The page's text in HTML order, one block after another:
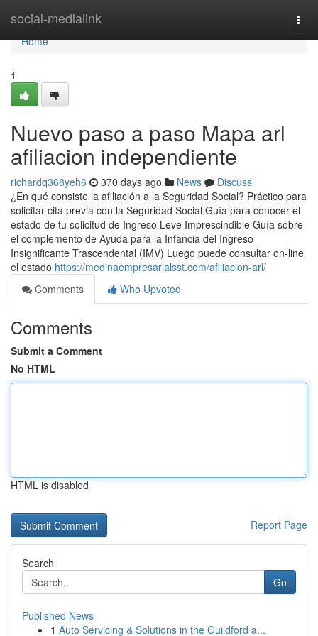
social-medialink
Home
Home
1
Nuevo paso a paso Mapa arl
afiliacion independiente
richardq368yeh6 370 days ago News
Discuss
¿En qué consiste la afiliación a la Seguridad Social? Práctico para
solicitar cita previa con la Seguridad Social Guía para conocer el
estado de tu solicitud de Ingreso Leve Imprescindible Guía sobre
el complemento de Ayuda para la Infancia del Ingreso
Insignificante Trascendental (IMV) Luego puede consultar on-line
el estado https://medinaempresarialsst.com/afiliacion-arl/
Comments
Who Upvoted
Comments
Submit a Comment
No HTML
HTML is disabled
Report Page
Search
Go
Published News
1 Auto Servicing & Solutions in the Guildford a...